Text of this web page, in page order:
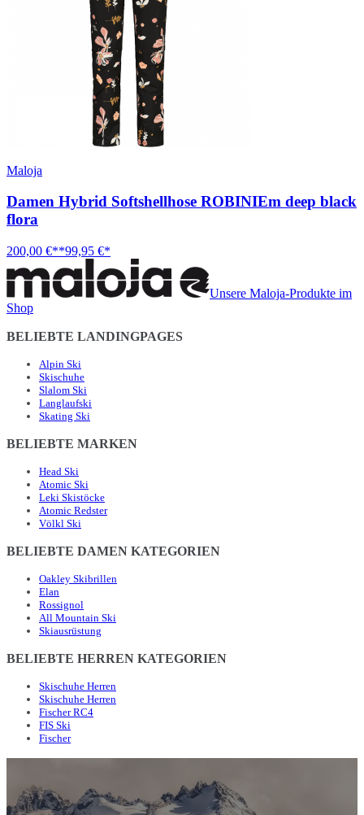
Maloja
Damen Hybrid Softshellhose ROBINIEm deep black
flora
200,00 €**99,95 €*
Unsere Maloja-Produkte im
Shop
BELIEBTE LANDINGPAGES
Alpin Ski
Skischuhe
Slalom Ski
Langlaufski
Skating Ski
BELIEBTE MARKEN
Head Ski
Atomic Ski
Leki Skistöcke
Atomic Redster
Völkl Ski
BELIEBTE DAMEN KATEGORIEN
Oakley Skibrillen
Elan
Rossignol
All Mountain Ski
Skiausrüstung
BELIEBTE HERREN KATEGORIEN
Skischuhe Herren
Skischuhe Herren
Fischer RC4
FIS Ski
Fischer